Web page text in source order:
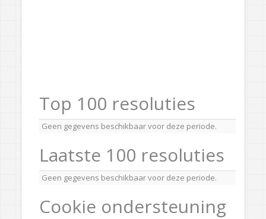
Top 100 resoluties
Geen gegevens beschikbaar voor deze periode.
Laatste 100 resoluties
Geen gegevens beschikbaar voor deze periode.
Cookie ondersteuning